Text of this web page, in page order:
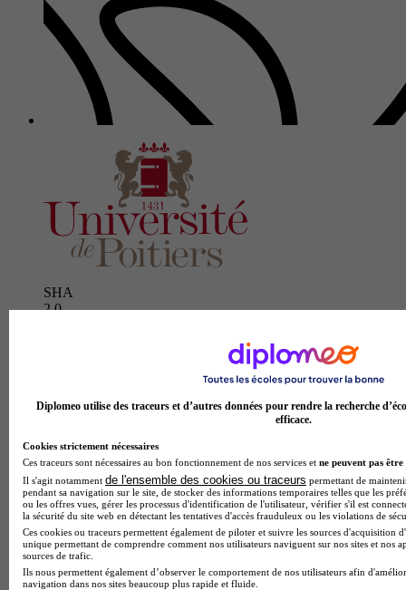
SHA
2.0
Diplomeo utilise des traceurs et d’autres données pour rendre la recherche
efficace.
Cookies strictement nécessaires
Ces traceurs sont nécessaires au bon fonctionnement de nos services et ne peuvent pas être
Il s'agit notamment de l'ensemble des cookies ou traceurs permettant de
pendant sa navigation sur le site, de stocker des informations temporaires telles que les
ou les offres vues, gérer les processus d'identification de l'utilisateur, vérifier s'il est
la sécurité du site web en détectant les tentatives d'accès frauduleux ou les violations de
Ces cookies ou traceurs permettent également de piloter et suivre les sources d'acquisition
unique permettant de comprendre comment nos utilisateurs naviguent sur nos sites et nos
sources de trafic.
Ils nous permettent également d’observer le comportement de nos utilisateurs afin
navigation dans nos sites beaucoup plus rapide et fluide.